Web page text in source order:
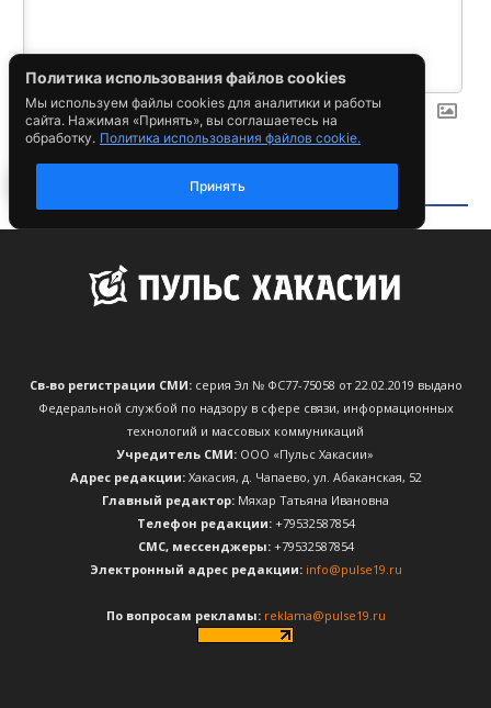
Св-во регистрации СМИ:серия Эл № ФС77-75058 от 22.02.2019 выдано
Федеральной службой по надзору в сфере связи, информационных
технологий и массовых коммуникаций
Учредитель СМИ: ООО «Пульс Хакасии»
Адрес редакции:Хакасия, д. Чапаево, ул. Абаканская, 52
Главный редактор: Мяхар Татьяна Ивановна
Телефон редакции:+79532587854
CМС, мессенджеры:+79532587854
Электронный адрес редакции: info@pulse19.ru
По вопросам рекламы: reklama@pulse19.ru